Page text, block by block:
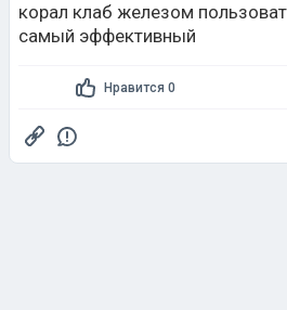
корал клаб железом
самый эффективный
Нравится 0